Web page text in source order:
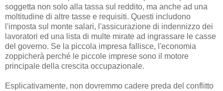
soggetta non solo alla tassa sul reddito, ma anche ad una
moltitudine di altre tasse e requisiti. Questi includono
l'imposta sul monte salari, l'assicurazione di indennizzo dei
lavoratori ed una lista di multe mirate ad ingrassare le casse
del governo. Se la piccola impresa fallisce, l'economia
zoppicherà perché le piccole imprese sono il motore
principale della crescita occupazionale.
Esplicativamente, non dovremmo cadere preda del conflitto